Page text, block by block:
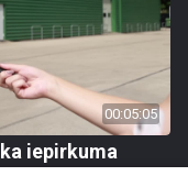
00:05:05
iepirkuma